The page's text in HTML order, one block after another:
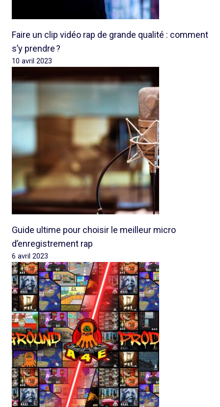
Faire un clip vidéo rap de grande qualité : comment
s’y prendre ?
10 avril 2023
Guide ultime pour choisir le meilleur micro
d’enregistrement rap
6 avril 2023